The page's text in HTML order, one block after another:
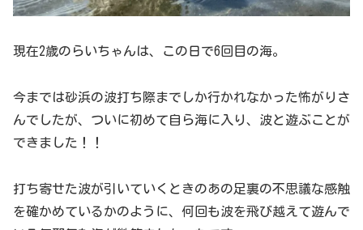
現在2歳のらいちゃんは、この日で6回目の海。
今までは砂浜の波打ち際までしか行かれなかった怖がりさ
んでしたが、ついに初めて自ら海に入り、波と遊ぶことが
できました！！
打ち寄せた波が引いていくときのあの足裏の不思議な感触
を確かめているかのように、何回も波を飛び越えて遊んで